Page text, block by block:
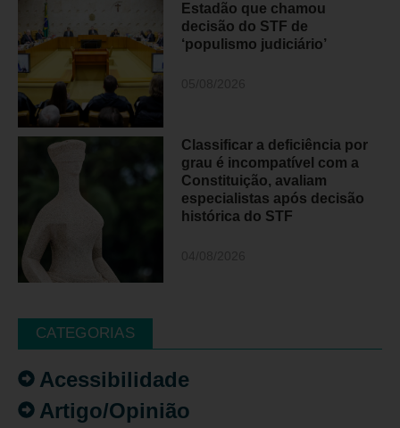
Estadão que chamou
decisão do STF de
‘populismo judiciário’
Classificar a deficiência por
grau é incompatível com a
Constituição, avaliam
especialistas após decisão
histórica do STF
CATEGORIAS
Acessibilidade
Artigo/Opinião